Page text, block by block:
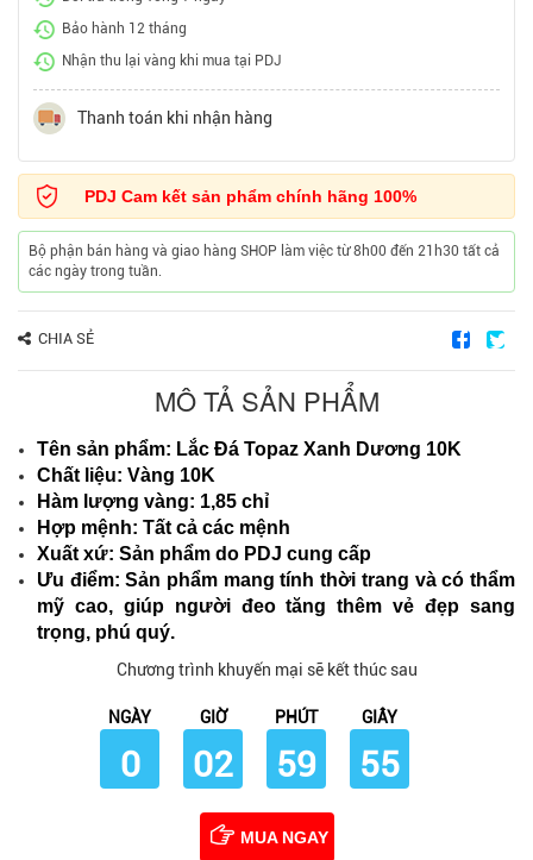
Bảo hành 12 tháng
Nhận thu lại vàng khi mua tại PDJ
Thanh toán khi nhận hàng
PDJ Cam kết sản phẩm chính hãng 100%
Bộ phận bán hàng và giao hàng SHOP làm việc từ 8h00 đến 21h30 tất cả
các ngày trong tuần.
CHIA SẺ
MÔ TẢ SẢN PHẨM
Tên sản phẩm: Lắc Đá Topaz Xanh Dương 10K
Chất liệu: Vàng 10K
Hàm lượng vàng: 1,85 chỉ
Hợp mệnh: Tất cả các mệnh
Xuất xứ: Sản phẩm do PDJ cung cấp
Ưu điểm: Sản phẩm mang tính thời trang và có thẩm
mỹ cao, giúp người đeo tăng thêm vẻ đẹp sang
trọng, phú quý.
Chương trình khuyến mại sẽ kết thúc sau
NGÀY
0
GIỜ
02
PHÚT
59
GIÂY
54
MUA NGAY